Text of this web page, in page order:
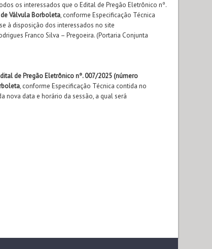
os interessados que o Edital de Pregão Eletrônico nº.
Válvula Borboleta, conforme Especificação Técnica
à disposição dos interessados no site
Franco Silva – Pregoeira. (Portaria Conjunta
de Pregão Eletrônico nº. 007/2025 (número
, conforme Especificação Técnica contida no
nova data e horário da sessão, a qual será